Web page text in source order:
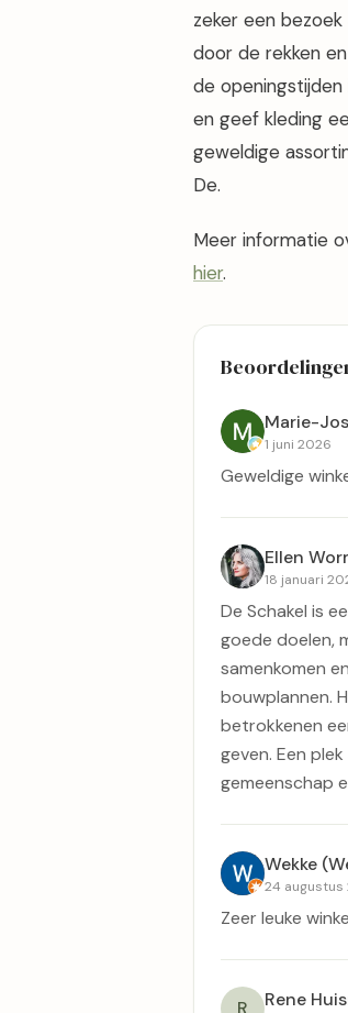
zeker een
door de rekken
de
en geef kleding
geweldige
De.
Meer informatie
hier.
Marie-
1 juni 2026
Geweldige
Ellen
18 januari
De Schakel is
goede doelen,
samenkomen
bouwplannen.
betrokkenen
geven. Een
gemeenschap
Wekke
24 augustus
Zeer leuke
R Rene